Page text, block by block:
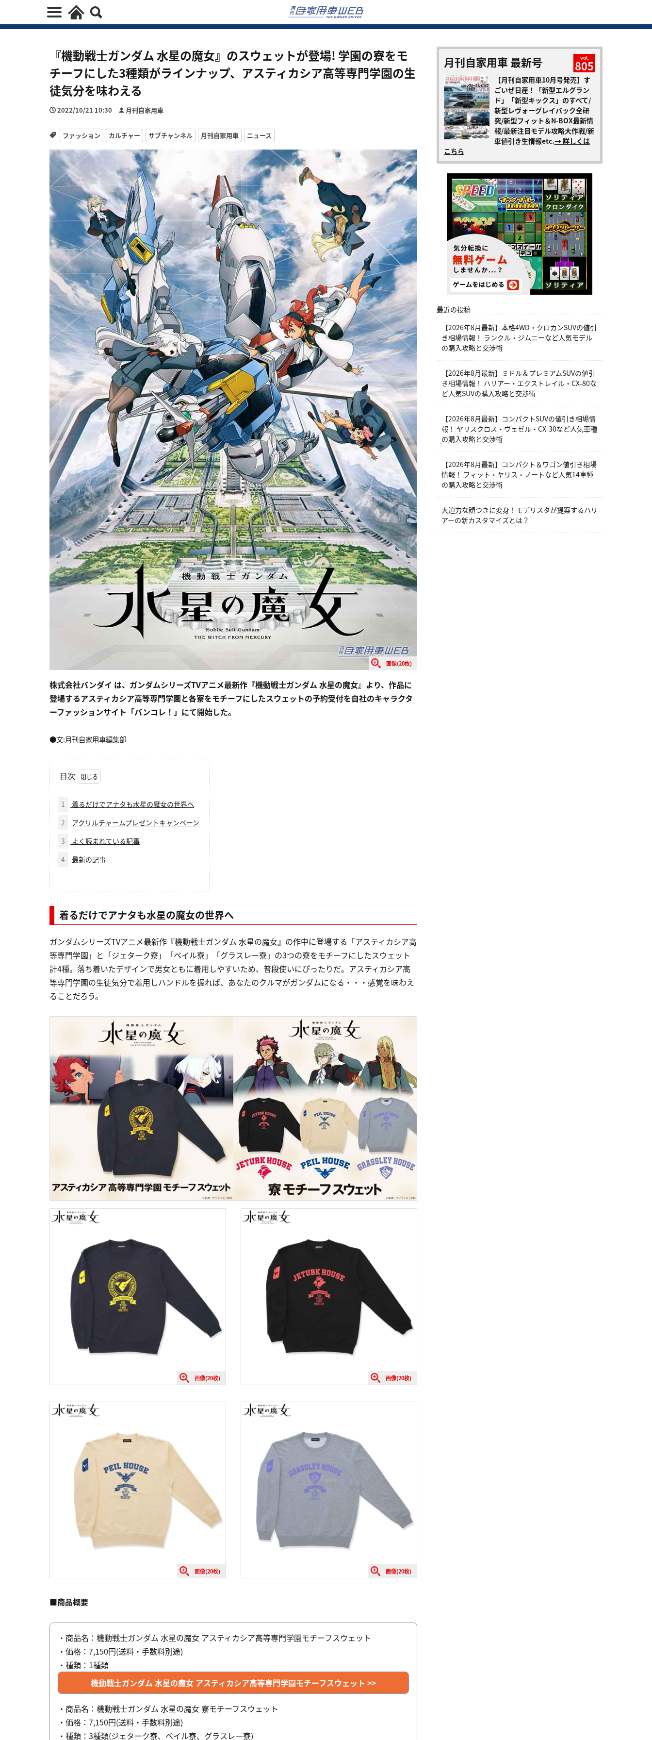
『機動戦士ガンダム 水星の魔女』のスウェットが登場! 学園の寮をモ
チーフにした3種類がラインナップ、アスティカシア高等専門学園の生
徒気分を味わえる
2022/10/21 10:30 月刊自家用車
ファッション カルチャー サブチャンネル 月刊自家用車 ニュース
画像(20枚)
株式会社バンダイ は、ガンダムシリーズTVアニメ最新作『機動戦士ガンダム 水星の魔女』より、作品に
登場するアスティカシア高等専門学園と各寮をモチーフにしたスウェットの予約受付を自社のキャラクタ
ーファッションサイト「バンコレ！」にて開始した。
●文:月刊自家用車編集部
目次
1
着るだけでアナタも水星の魔女の世界へ
2
アクリルチャームプレゼントキャンペーン
3
よく読まれている記事
4
最新の記事
着るだけでアナタも水星の魔女の世界へ
ガンダムシリーズTVアニメ最新作『機動戦士ガンダム 水星の魔女』の作中に登場する「アスティカシア高
等専門学園」と「ジェターク寮」「ペイル寮」「グラスレー寮」の3つの寮をモチーフにしたスウェット
計4種。落ち着いたデザインで男女ともに着用しやすいため、普段使いにぴったりだ。アスティカシア高
等専門学園の生徒気分で着用しハンドルを握れば、あなたのクルマがガンダムになる・・・感覚を味わえ
ることだろう。
画像(20枚) 画像(20枚)
画像(20枚) 画像(20枚)
■商品概要
・商品名：機動戦士ガンダム 水星の魔女 アスティカシア高等専門学園モチーフスウェット
・価格：7,150円(送料・手数料別途)
・種類：1種類
機動戦士ガンダム 水星の魔女 アスティカシア高等専門学園モチーフスウェット >>
・商品名：機動戦士ガンダム 水星の魔女 寮モチーフスウェット
・価格：7,150円(送料・手数料別途)
・種類：3種類(ジェターク寮、ペイル寮、グラスレ―寮)
月刊自家用車 最新号 vol.
805
【月刊自家用車10月号発売】す
ごいぜ日産！「新型エルグラン
ド」「新型キックス」のすべて/
新型レヴォーグレイバック全研
究/新型フィット＆N-BOX最新情
報/最新注目モデル攻略大作戦/新
車値引き生情報etc.→ 詳しくは
こちら
最近の投稿
【2026年8月最新】本格4WD・クロカンSUVの値引
き相場情報！ ランクル・ジムニーなど人気モデル
の購入攻略と交渉術
【2026年8月最新】ミドル＆プレミアムSUVの値引
き相場情報！ ハリアー・エクストレイル・CX-80な
ど人気SUVの購入攻略と交渉術
【2026年8月最新】コンパクトSUVの値引き相場情
報！ ヤリスクロス・ヴェゼル・CX-30など人気車種
の購入攻略と交渉術
【2026年8月最新】コンパクト＆ワゴン値引き相場
情報！ フィット・ヤリス・ノートなど人気14車種
の購入攻略と交渉術
大迫力な顔つきに変身！モデリスタが提案するハリ
アーの新カスタマイズとは？